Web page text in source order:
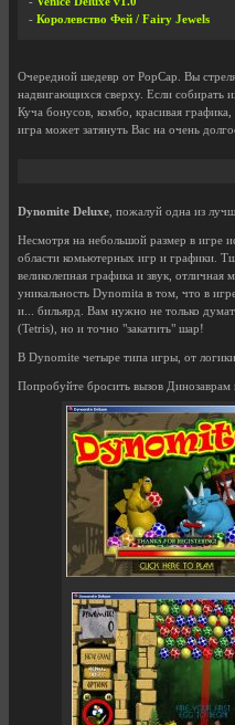
- Королевство Фей / Fairy Jewels
Очередной шедевр от PopCap. Вы
надвигающихся сверху. Если собирать
Куча бонусов, комбо, красивая
игра может затянуть Вас на очень
Dynomite Deluxe , пожалуй одна из
Несмотря на небольшой размер в игре
области комьютерных игр и графики.
великолепная графика и звук,
уникальность Dynomitа в том, что в
и... бильярд. Вам нужно не только
(Tetris), но и точно "закатить" шар!
В Dynomite четыре типа игры, от
Попробуйте бросить вызов